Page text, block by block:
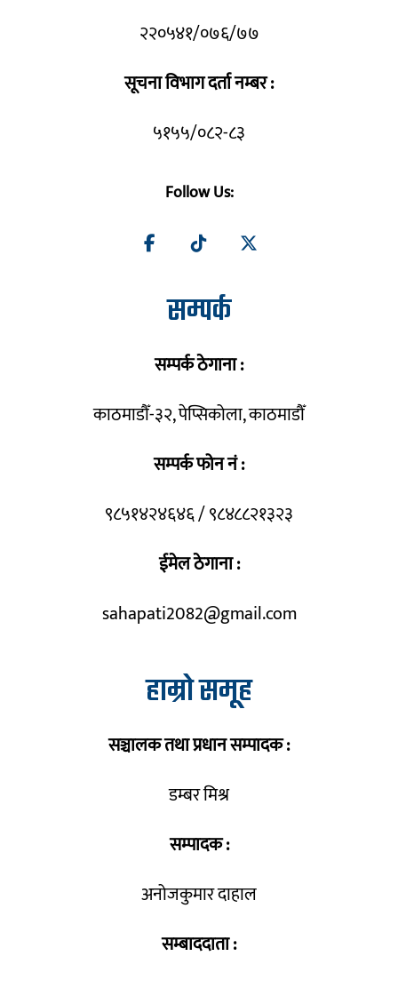
२२०५४१/०७६/७७
सूचना विभाग दर्ता नम्बर :
५१५५/०८२-८३
Follow Us:
सम्पर्क
सम्पर्क ठेगाना :
काठमाडौँ-३२, पेप्सिकोला, काठमाडौँ
सम्पर्क फोन नं :
९८५१४२४६४६ / ९८४८८२१३२३
ईमेल ठेगाना :
sahapati2082@gmail.com
हाम्रो समूह
सञ्चालक तथा प्रधान सम्पादक :
डम्बर मिश्र
सम्पादक :
अनोजकुमार दाहाल
सम्बाददाता :